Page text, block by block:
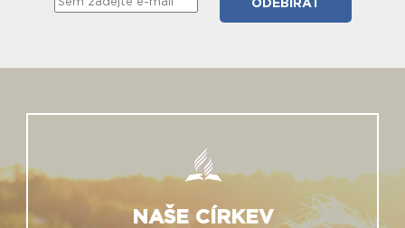
NAŠE CÍRKEV